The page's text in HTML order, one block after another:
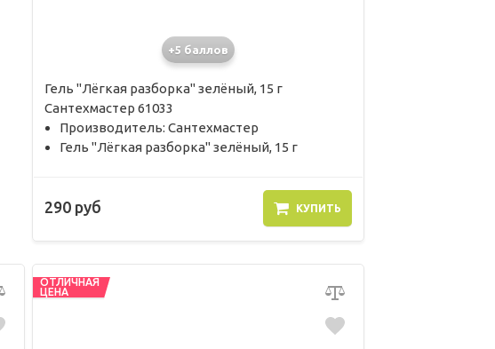
+5 баллов
Гель "Лёгкая разборка" зелёный, 15 г
Сантехмастер 61033
Производитель: Сантехмастер
Гель "Лёгкая разборка" зелёный, 15 г
290 руб КУПИТЬ
ОТЛИЧНАЯ
ЦЕНА